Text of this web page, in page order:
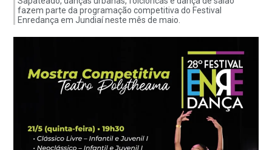
fazem parte da programação competitiva do Festival
Enredança em Jundiaí neste mês de maio.